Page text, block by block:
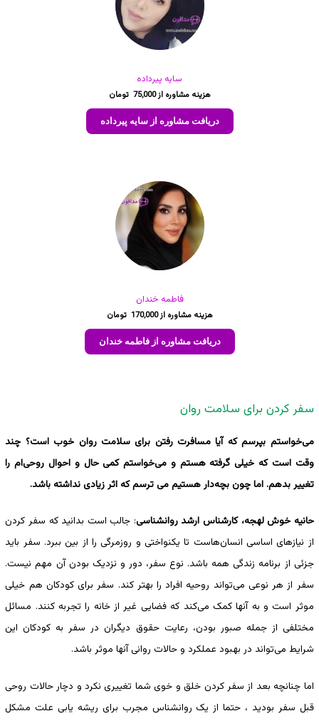
سایه پیرداده
75,000
دریافت مشاوره از سایه پیرداده
فاطمه خندان
170,000
دریافت مشاوره از فاطمه خندان
سفر کردن برای سلامت روان
می‌خواستم بپرسم که آیا مسافرت رفتن برای سلامت روان خوب است؟ چند
وقت است که خیلی گرفته هستم و می‌خواستم کمی حال و احوال روحی‌ام را
تغییر بدهم. اما چون بچه‌دار هستیم می ‌ترسم که اثر زیادی نداشته باشد.
حانیه خوش لهجه، کارشناس ارشد روانشناسی: جالب است بدانید که سفر کردن
از نیازهای اساسی انسان‌هاست تا یکنواختی و روزمرگی را از بین ببرد. سفر باید
جزئی از برنامه زندگی همه باشد. نوع سفر، دور و نزدیک بودن آن مهم نیست.
سفر از هر نوعی می‌تواند روحیه افراد را بهتر کند. سفر برای کودکان هم خیلی
موثر است و به آنها کمک می‌کند که فضایی غیر از خانه را تجربه کنند. مسائل
مختلفی از جمله صبور بودن، رعایت حقوق دیگران در سفر به کودکان این
شرایط می‌تواند در بهبود عملکرد و حالات روانی آنها موثر باشد.
اما چنانچه بعد از سفر کردن خلق و خوی شما تغییری نکرد و دچار حالات روحی
قبل سفر بودید ، حتما از یک روانشناس مجرب برای ریشه یابی علت مشکل